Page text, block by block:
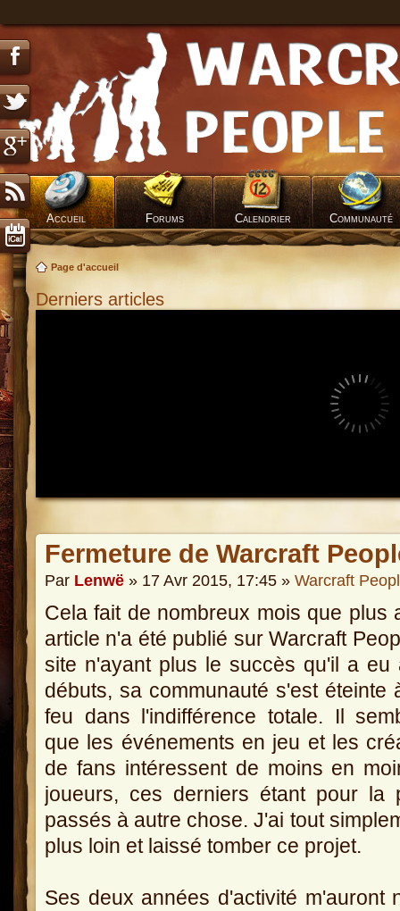
Accueil Forums Calendrier Communauté
Page d'accueil
Derniers articles
Fermeture de Warcraft
Par Lenwë » 17 Avr 2015, 17:45 » Warcraft
Cela fait de nombreux mois que plus
article n'a été publié sur Warcraft
site n'ayant plus le succès qu'il a eu
débuts, sa communauté s'est éteinte
feu dans l'indifférence totale. Il
que les événements en jeu et les
de fans intéressent de moins en
joueurs, ces derniers étant pour la
passés à autre chose. J'ai tout
plus loin et laissé tomber ce projet.
Ses deux années d'activité m'auront